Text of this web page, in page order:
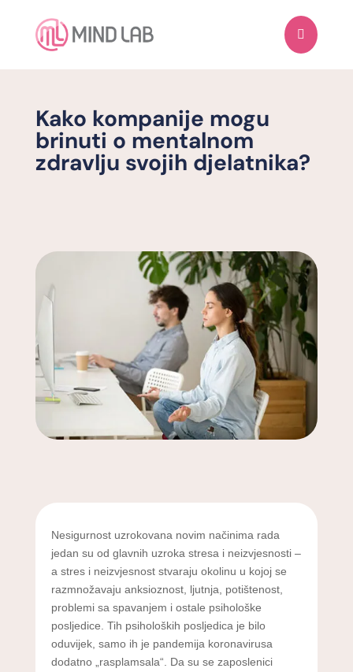

Kako kompanije mogu
brinuti o mentalnom
zdravlju svojih djelatnika?
Nesigurnost uzrokovana novim načinima rada
jedan su od glavnih uzroka stresa i neizvjesnosti –
a stres i neizvjesnost stvaraju okolinu u kojoj se
razmnožavaju anksioznost, ljutnja, potištenost,
problemi sa spavanjem i ostale psihološke
posljedice. Tih psiholoških posljedica je bilo
oduvijek, samo ih je pandemija koronavirusa
dodatno „rasplamsala“. Da su se zaposlenici